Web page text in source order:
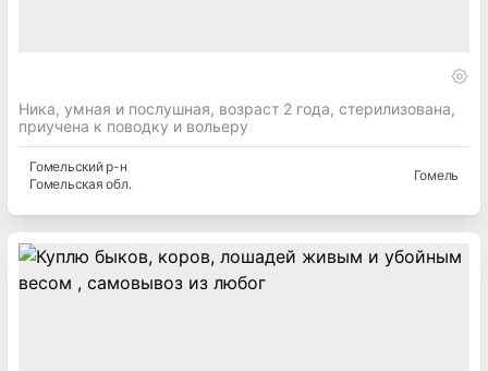
Ника, умная и послушная, возраст 2 года, стерилизована,
приучена к поводку и вольеру
Гомельскийр-н
Гомельская обл.
Гомель